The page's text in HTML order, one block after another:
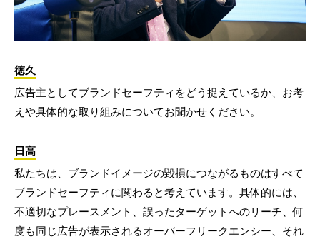
徳久
広告主としてブランドセーフティをどう捉えているか、お考
えや具体的な取り組みについてお聞かせください。
日高
私たちは、ブランドイメージの毀損につながるものはすべて
ブランドセーフティに関わると考えています。具体的には、
不適切なプレースメント、誤ったターゲットへのリーチ、何
度も同じ広告が表示されるオーバーフリークエンシー、それ